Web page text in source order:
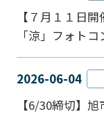
【７月１１日
「涼」フォト
2026-06-04
【6/30締切】